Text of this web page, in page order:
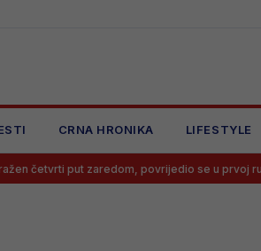
CRNA HRONIKA LIFESTYLE
povrijedio se u prvoj rundi Trener